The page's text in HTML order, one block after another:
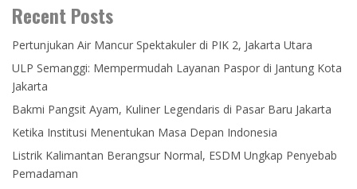
Recent Posts
Pertunjukan Air Mancur Spektakuler di PIK 2, Jakarta Utara
ULP Semanggi: Mempermudah Layanan Paspor di Jantung Kota
Jakarta
Bakmi Pangsit Ayam, Kuliner Legendaris di Pasar Baru Jakarta
Ketika Institusi Menentukan Masa Depan Indonesia
Listrik Kalimantan Berangsur Normal, ESDM Ungkap Penyebab
Pemadaman